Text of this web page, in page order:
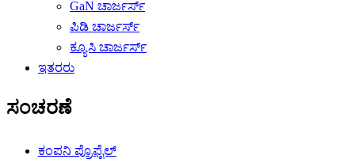
GaN ಚಾರ್ಜರ್ಸ್
ಪಿಡಿ ಚಾರ್ಜರ್ಸ್
ಕ್ಯೂಸಿ ಚಾರ್ಜರ್ಸ್
ಇತರರು
ಸಂಚರಣೆ
ಕಂಪನಿ ಪ್ರೊಫೈಲ್